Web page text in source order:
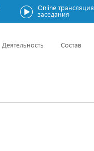
Online трансляция
заседания
Деятельность Состав